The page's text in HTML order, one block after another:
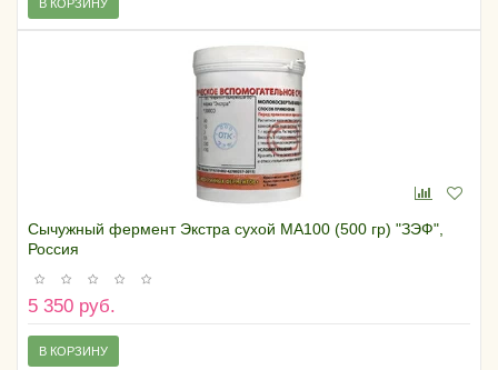
В КОРЗИНУ
Сычужный фермент Экстра сухой МА100 (500 гр) "ЗЭФ",
Россия
5 350 руб.
В КОРЗИНУ